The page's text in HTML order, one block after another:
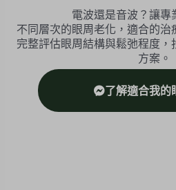
電波還是音波？讓專
不同層次的眼周老化，適合的
完整評估眼周結構與鬆弛程度
方案。
了解適合我的